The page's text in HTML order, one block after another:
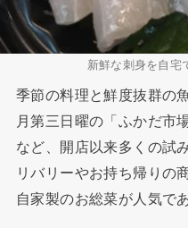
新鮮な刺身を自宅
季節の料理と鮮度抜群の
月第三日曜の「ふかだ市
など、開店以来多くの試
リバリーやお持ち帰りの
自家製のお総菜が人気であ